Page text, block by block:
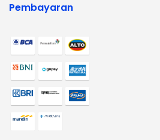
Pembayaran